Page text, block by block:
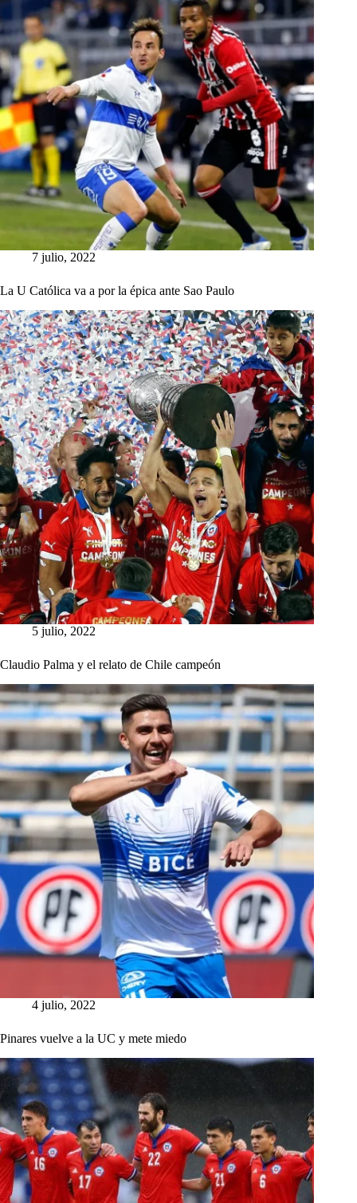
7 julio, 2022
La U Católica va a por la épica ante Sao Paulo
5 julio, 2022
Claudio Palma y el relato de Chile campeón
4 julio, 2022
Pinares vuelve a la UC y mete miedo